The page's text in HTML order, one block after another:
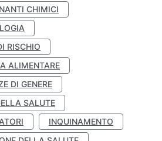
CHIMICI
RISCHIO
ALIMENTARE
DI GENERE
SALUTE
INQUINAMENTO